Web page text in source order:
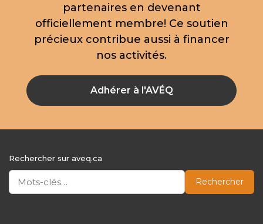
partenaires en devenant
officiellement membre! Ce soutien
précieux contribue aussi à financer
nos activités.
Adhérer à l'AVÉQ
Rechercher sur aveq.ca
Rechercher